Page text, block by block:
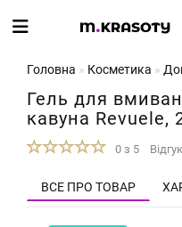
Головна Косметика
Гель для
кавуна Revuele,
0 з 5
ВСЕ ПРО ТОВАР